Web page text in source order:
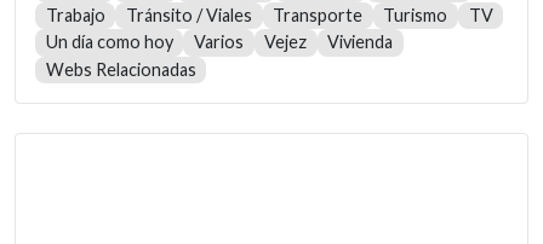
Trabajo
Tránsito / Viales Transporte Turismo
TV
Un día como hoy
Varios Vejez
Vivienda
Webs Relacionadas